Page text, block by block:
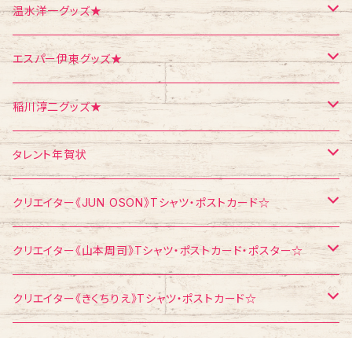
ポスター
クリスマス
お面
飛び出すカード
メモ帳
シール
メモ帳
CD
Tシャツ
ポストカード
温水洋一グッズ★
ポスター
ポストカード
エスパー伊東グッズ★
Tシャツ
ポストカード
メモ帳
稲川淳二グッズ★
Tシャツ
ポストカード
タレント年賀状
江頭2：50
稲川淳二
浅見千代子
クリエイター《JUN OSON》Tシャツ・ポストカード☆
Tシャツ
ポストカード
クリエイター《山本周司》Tシャツ・ポストカード・ポスター☆
Tシャツ
クリエイター《きくちりえ》Tシャツ・ポストカード☆